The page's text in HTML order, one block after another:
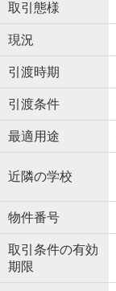
取引態様
現況
引渡時期
引渡条件
最適用途
近隣の学校
物件番号
取引条件の有効
期限